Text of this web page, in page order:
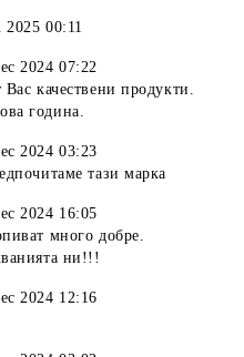
2025 00:11
2024 07:22
Вас качествени продукти.
година.
2024 03:23
тази марка
2024 16:05
много добре.
ни!!!
2024 12:16